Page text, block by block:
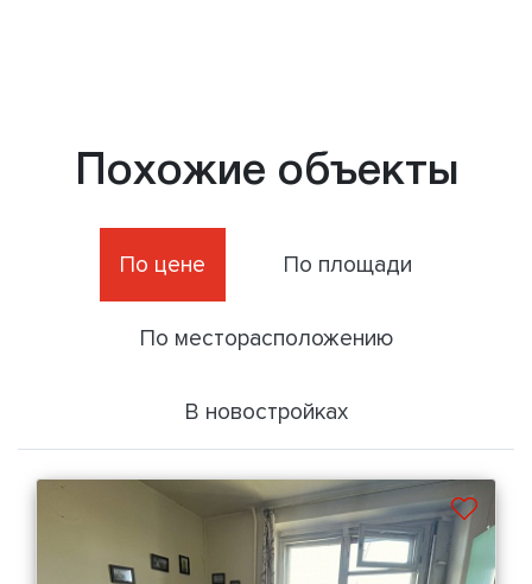
Похожие объекты
По цене По площади
По месторасположению
В новостройках